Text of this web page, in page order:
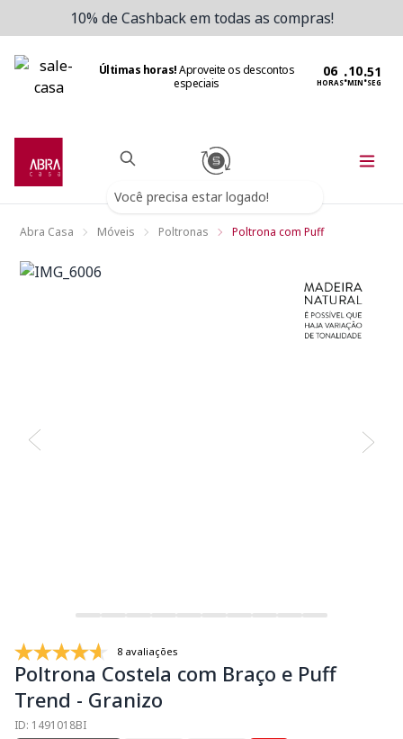
10% de Cashback em todas as compras!
Últimas horas!Aproveite os descontos
especiais
HORAS:MIN:SEG
Você precisa estar logado!
Abra Casa Móveis Poltronas Poltrona com Puff
8 avaliações
Poltrona Costela com Braço e Puff
Trend - Granizo
ID: 1491018BI